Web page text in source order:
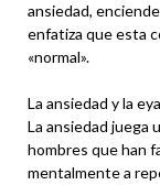
ansiedad,
enfatiza que esta
«normal».
La ansiedad y la
La ansiedad juega
hombres que han
mentalmente a